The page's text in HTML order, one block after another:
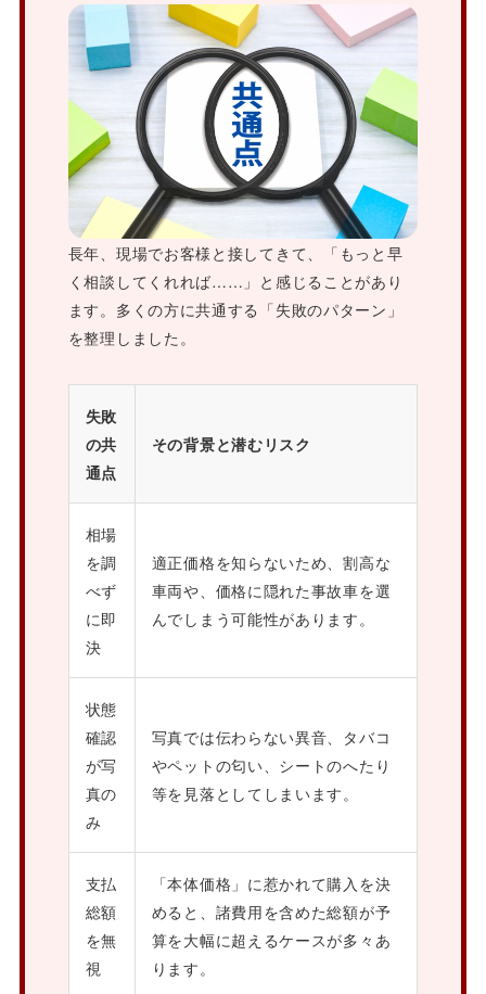
長年、現場でお客様と接してきて、「もっと早
く相談してくれれば……」と感じることがあり
ます。多くの方に共通する「失敗のパターン」
を整理しました。
失敗
の共
通点
その背景と潜むリスク
相場
を調
べず
に即
決
適正価格を知らないため、割高な
車両や、価格に隠れた事故車を選
んでしまう可能性があります。
状態
確認
が写
真の
み
写真では伝わらない異音、タバコ
やペットの匂い、シートのへたり
等を見落としてしまいます。
支払
総額
を無
視
「本体価格」に惹かれて購入を決
めると、諸費用を含めた総額が予
算を大幅に超えるケースが多々あ
ります。